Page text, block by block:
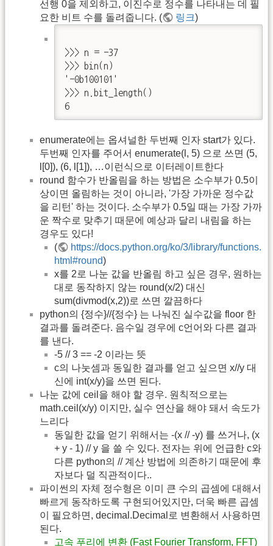
선행 0을 제외하고, 이진수로 정수를 나타내는 데 필
요한 비트 수를 돌려줍니다. (
링크)
>>> n = -37
>>> bin(n)
'-0b100101'
>>> n.bit_length()
6
enumerate에는 옵셔널한 두번째 인자 start가 있다.
두번째 인자를 주어서 enumerate(l, 5) 으로 쓰면 (5,
l[0]), (6, l[1]), …이런식으로 이터레이트한다
round 함수가 반올림을 하는 방법은 소수부가 0.5이
상이면 올림하는 것이 아니라, '가장 가까운 정수값
을 리턴' 하는 것이다. 소수부가 0.5일 때는 가장 가까
운 짝수로 맞추기 때문에 예상과 달리 내림을 하는
경우도 있다!
(
https://docs.python.org/ko/3/library/functions.
html#round)
x를 2로 나눈 값을 반올림 하고 싶은 경우, 원하는
대로 동작하지 않는 round(x/2) 대신
sum(divmod(x,2))로 쓰면 깔끔하다
python의 {정수}//{정수} 는 나눠진 실수값을 floor 한
결과를 돌려준다. 음수일 경우에 c언어와 다른 결과
를 낸다.
-5 // 3 == -2 이라는 뜻
c의 나눗셈과 동일한 결과를 얻고 싶으면 x//y 대
신에 int(x/y)을 쓰면 된다.
나눈 값에 ceil을 해야 할 경우. 원칙적으로는
math.ceil(x/y) 이지만, 실수 연산을 해야 돼서 속도가
느리다
동일한 값을 얻기 위해서는 -(x // -y) 를 쓰거나, (x
+ y - 1) // y 을 쓸 수 있다. 전자는 위에 언급한 c와
다른 python의 // 계산 방법에 의존하기 때문에 후
자보다 덜 직관적이다..
파이썬의 자체 정수형은 이미 큰 수의 곱셈에 대해서
빠르게 동작하도록 구현되어있지만, 더욱 빠른 곱셈
이 필요하면, decimal.Decimal로 변환해서 사용하면
된다.
고속 푸리에 변환 (Fast Fourier Transform, FFT)